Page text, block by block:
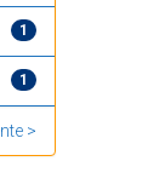
1
1
>